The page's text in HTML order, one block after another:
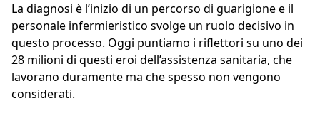
La diagnosi è l’inizio di un percorso di guarigione e il
personale infermieristico svolge un ruolo decisivo in
questo processo. Oggi puntiamo i riflettori su uno dei
28 milioni di questi eroi dell’assistenza sanitaria, che
lavorano duramente ma che spesso non vengono
considerati.